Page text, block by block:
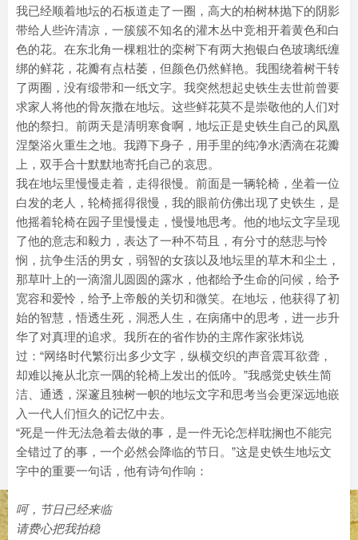
我已经顺着地坛的石板道走了一圈，高大的柏树林抛下的阴影
带给人些许清凉，一簇簇不知名的灌木丛中竞相开着黄色和白
色的花。在东北角一棵粗壮的栾树下有两大抱银白色玻璃纸缠
绑的鲜花，花瓣有点枯萎，但颜色仍然鲜艳。我围绕着树干转
了两圈，没有缎带和一纸文字。我突然想起史铁生去世前曾要
求家人将他的骨灰撒在地坛。这些鲜花莫不是崇敬他的人们对
他的祭扫。前两天是清明寒食啊，地坛正是史铁生自己的凤凰
涅槃浴火重生之地。我蹲下身子，用手里的纯净水洒滴在花瓣
上，双手合十默默地寄托自己的哀思。
我在地坛里慢慢走着，走得很慢。前面是一辆轮椅，坐着一位
白发的老人，轮椅摇得很慢，我的眼前仿佛出现了史铁生，是
他摇着轮椅在园子里慢慢走，慢慢地思考。他的地坛文字呈现
了他的意志和毅力，表达了一种不苟且，有分寸的慈悲与怜
悯，抗争生活的男女，弱智的女孩以及地坛里的草木和尘土，
那草叶上的一滴溜儿圆圆的露水，他都给予生命的问候，给予
宽容和爱怜，给予上帝般的关切和微笑。在地坛，他获得了初
始的智慧，悟透生死，洞悉人生，在病痛中的思考，进一步升
华了对真理的追求。我所在的省作协的主席作家张炜说
过：“网络时代繁衍出多少文字，纵横交织的声音震耳欲聋，
却难以掩从北京一隅的轮椅上发出的低吟。”我感觉史铁生简
洁、通透，深邃且独树一帜的地坛文字和思考当会更深远地嵌
入一代人们恒久的记忆中去。
“死是一件无法急着去做的事，是一件无论怎样耽搁也不能完
全错过了的事，一个必然会降临的节日。”这是史铁生地坛文
字中的重要一句话，他有诗句作响：
呵，节日已经来临
请费心把我拍稳